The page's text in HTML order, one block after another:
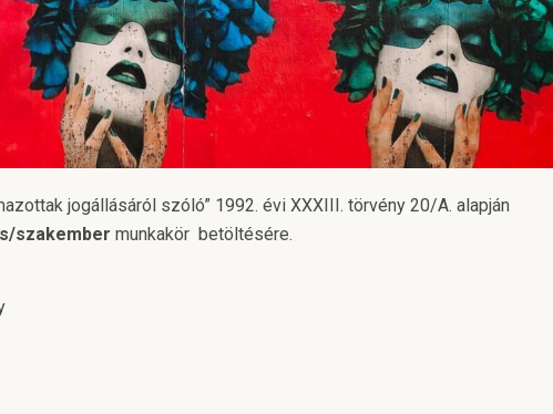
jogállásáról szóló” 1992. évi XXXIII. törvény 20/A. alapján
szakember munkakör betöltésére.